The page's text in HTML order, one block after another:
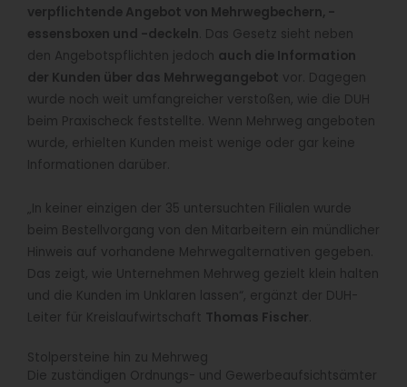
verpflichtende Angebot von Mehrwegbechern, -
essensboxen und -deckeln . Das Gesetz sieht neben
den Angebotspflichten jedoch auch die Information
der Kunden über das Mehrwegangebot vor. Dagegen
wurde noch weit umfangreicher verstoßen, wie die DUH
beim Praxischeck feststellte. Wenn Mehrweg angeboten
wurde, erhielten Kunden meist wenige oder gar keine
Informationen darüber.
„In keiner einzigen der 35 untersuchten Filialen wurde
beim Bestellvorgang von den Mitarbeitern ein mündlicher
Hinweis auf vorhandene Mehrwegalternativen gegeben.
Das zeigt, wie Unternehmen Mehrweg gezielt klein halten
und die Kunden im Unklaren lassen“, ergänzt der DUH-
Leiter für Kreislaufwirtschaft Thomas Fischer
Stolpersteine hin zu Mehrweg
Die zuständigen Ordnungs- und Gewerbeaufsichtsämter